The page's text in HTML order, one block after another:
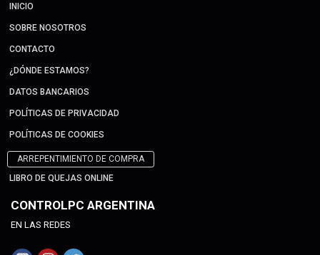
INICIO
SOBRE NOSOTROS
CONTACTO
¿DÓNDE ESTAMOS?
DATOS BANCARIOS
POLÍTICAS DE PRIVACIDAD
POLÍTICAS DE COOKIES
ARREPENTIMIENTO DE COMPRA
LIBRO DE QUEJAS ONLINE
CONTROLPC ARGENTINA
EN LAS REDES